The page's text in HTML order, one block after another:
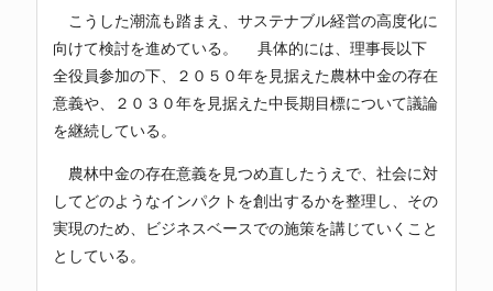
こうした潮流も踏まえ、サステナブル経営の高度化に
向けて検討を進めている。 具体的には、理事長以下
全役員参加の下、２０５０年を見据えた農林中金の存在
意義や、２０３０年を見据えた中長期目標について議論
を継続している。
農林中金の存在意義を見つめ直したうえで、社会に対
してどのようなインパクトを創出するかを整理し、その
実現のため、ビジネスベースでの施策を講じていくこと
としている。